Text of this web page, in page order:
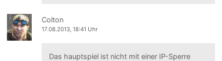
Colton
17.08.2013, 18:41 Uhr
Das hauptspiel ist nicht mit einer IP-Sperre